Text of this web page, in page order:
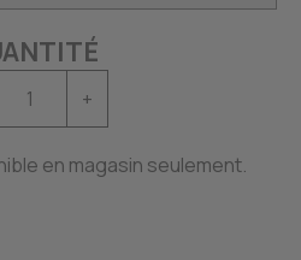
+
en magasin seulement.